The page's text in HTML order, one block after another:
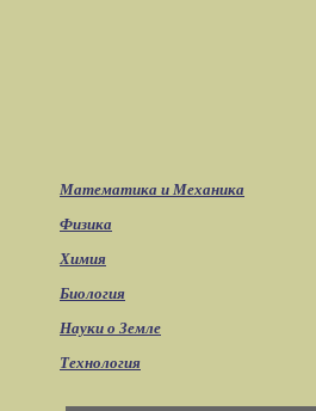
Математика и Механика
Физика
Химия
Биология
Науки о Земле
Технология